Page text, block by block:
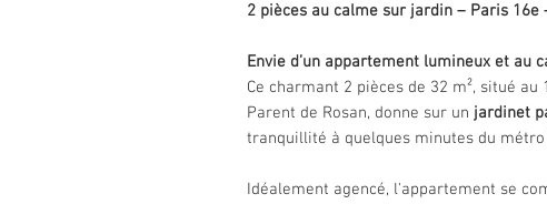
2 pièces au calme sur jardin – Paris
Envie d’un appartement lumineux et au
Ce charmant 2 pièces de 32 m², situé
Parent de Rosan, donne sur un jardinet
tranquillité à quelques minutes du
Idéalement agencé, l'appartement se